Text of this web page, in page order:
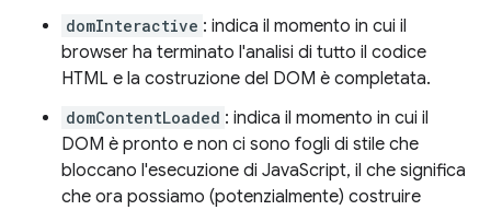
domInteractive : indica il momento in cui il
browser ha terminato l'analisi di tutto il codice
HTML e la costruzione del DOM è completata.
domContentLoaded : indica il momento in cui il
DOM è pronto e non ci sono fogli di stile che
bloccano l'esecuzione di JavaScript, il che significa
che ora possiamo (potenzialmente) costruire